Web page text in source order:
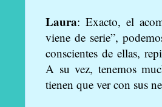
Laura: Exacto, el
viene de serie”,
conscientes de ellas,
A su vez, tenemos
tienen que ver con sus